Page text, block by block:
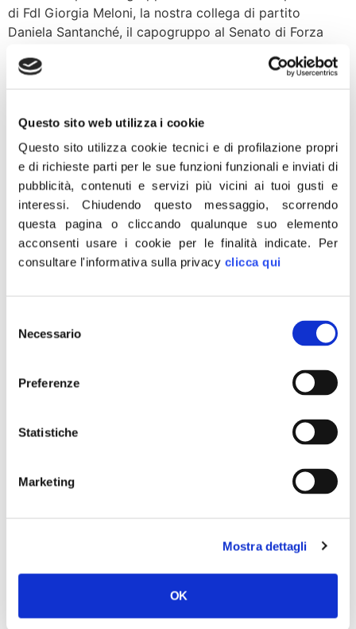
Questo sito web utilizza i cookie
Questo sito utilizza cookie tecnici e di profilazione propri
e di richieste parti per le sue funzioni funzionali e inviati di
pubblicità, contenuti e servizi più vicini ai tuoi gusti e
interessi.Chiudendo questo messaggio, scorrendo
questa pagina o cliccando qualunque suo elemento
acconsenti usare i cookie per le finalità indicate. Per
consultare l'informativa sulla privacy clicca qui
delNecessario
Preferenze
Statistiche
Marketing
Mostra dettagli
OK
di FdI Giorgia Meloni, la nostra collega di partito
Daniela Santanché, il capogruppo al Senato di Forza
Borgonzoni […]
l’Europa a pagare le
sanzioni
“E’ ufficiale, i dazi USA sulle eccellenze italiane
incideranno per mezzo milione di euro ed è quanto si
apprende dalla pubblicazione della black list sul Federal
Register, la Gazzetta ufficiale del Governo americano. “ I
Depositata in Corte
Cassazione pdl iniziativa
popolare per elezione
diretta Capo dello Stato
“Quattro proposte d’iniziativa popolare depositate in
dello Stato, l’abrogazione dell’istituto dei senatori a vita,
la clausola di supremazia degli interessi nazionali sulle
decisioni europee, l’introduzione di un tetto alle tasse in